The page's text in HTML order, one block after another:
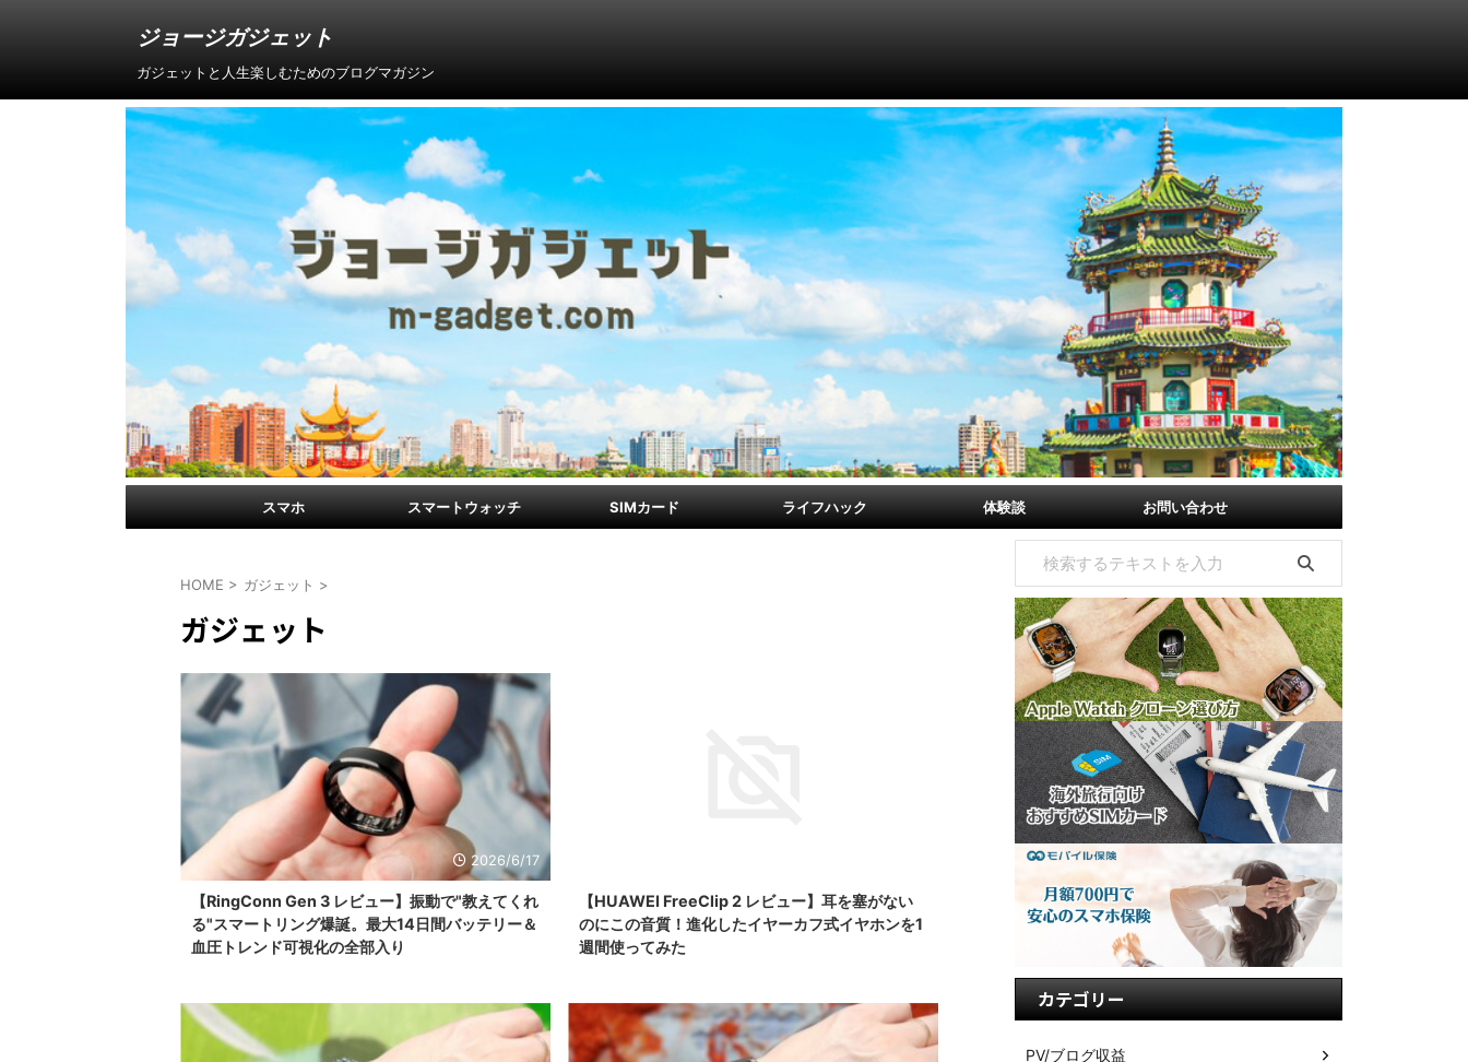
ジョージガジェット
ガジェットと人生楽しむためのブログマガジン
スマホ スマートウォッチ SIMカード ライフハック 体験談 お問い合わせ
HOME > ガジェット >
ガジェット
2026/6/17
【RingConn Gen 3 レビュー】振動で"教えてくれ
る"スマートリング爆誕。最大14日間バッテリー＆
血圧トレンド可視化の全部入り
【HUAWEI FreeClip 2 レビュー】耳を塞がない
のにこの音質！進化したイヤーカフ式イヤホンを1
週間使ってみた
カテゴリー
PV/ブログ収益